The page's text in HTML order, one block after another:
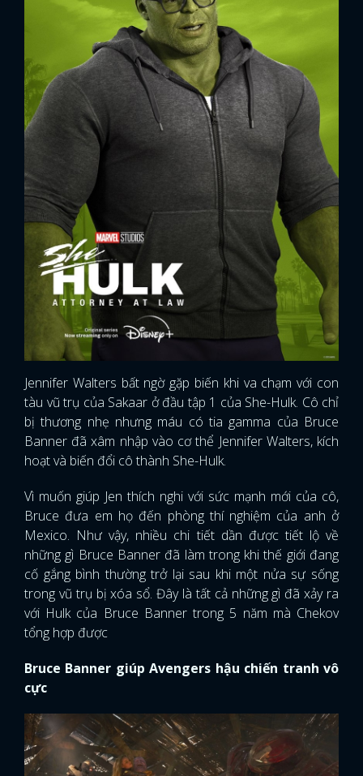
Jennifer Walters bất ngờ gặp biến khi va chạm với con
tàu vũ trụ của Sakaar ở đầu tập 1 của She-Hulk. Cô chỉ
bị thương nhẹ nhưng máu có tia gamma của Bruce
Banner đã xâm nhập vào cơ thể Jennifer Walters, kích
hoạt và biến đổi cô thành She-Hulk.
Vì muốn giúp Jen thích nghi với sức mạnh mới của cô,
Bruce đưa em họ đến phòng thí nghiệm của anh ở
Mexico. Như vậy, nhiều chi tiết dần được tiết lộ về
những gì Bruce Banner đã làm trong khi thế giới đang
cố gắng bình thường trở lại sau khi một nửa sự sống
trong vũ trụ bị xóa sổ. Đây là tất cả những gì đã xảy ra
với Hulk của Bruce Banner trong 5 năm mà Chekov
tổng hợp được
Bruce Banner giúp Avengers hậu chiến tranh vô
cực